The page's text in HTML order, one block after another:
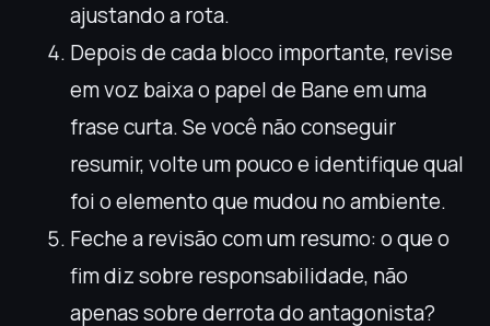
ajustando a rota.
Depois de cada bloco importante, revise
em voz baixa o papel de Bane em uma
frase curta. Se você não conseguir
resumir, volte um pouco e identifique qual
foi o elemento que mudou no ambiente.
Feche a revisão com um resumo: o que o
fim diz sobre responsabilidade, não
apenas sobre derrota do antagonista?